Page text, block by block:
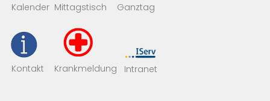
Kalender Mittagstisch Ganztag
Kontakt Krankmeldung Intranet